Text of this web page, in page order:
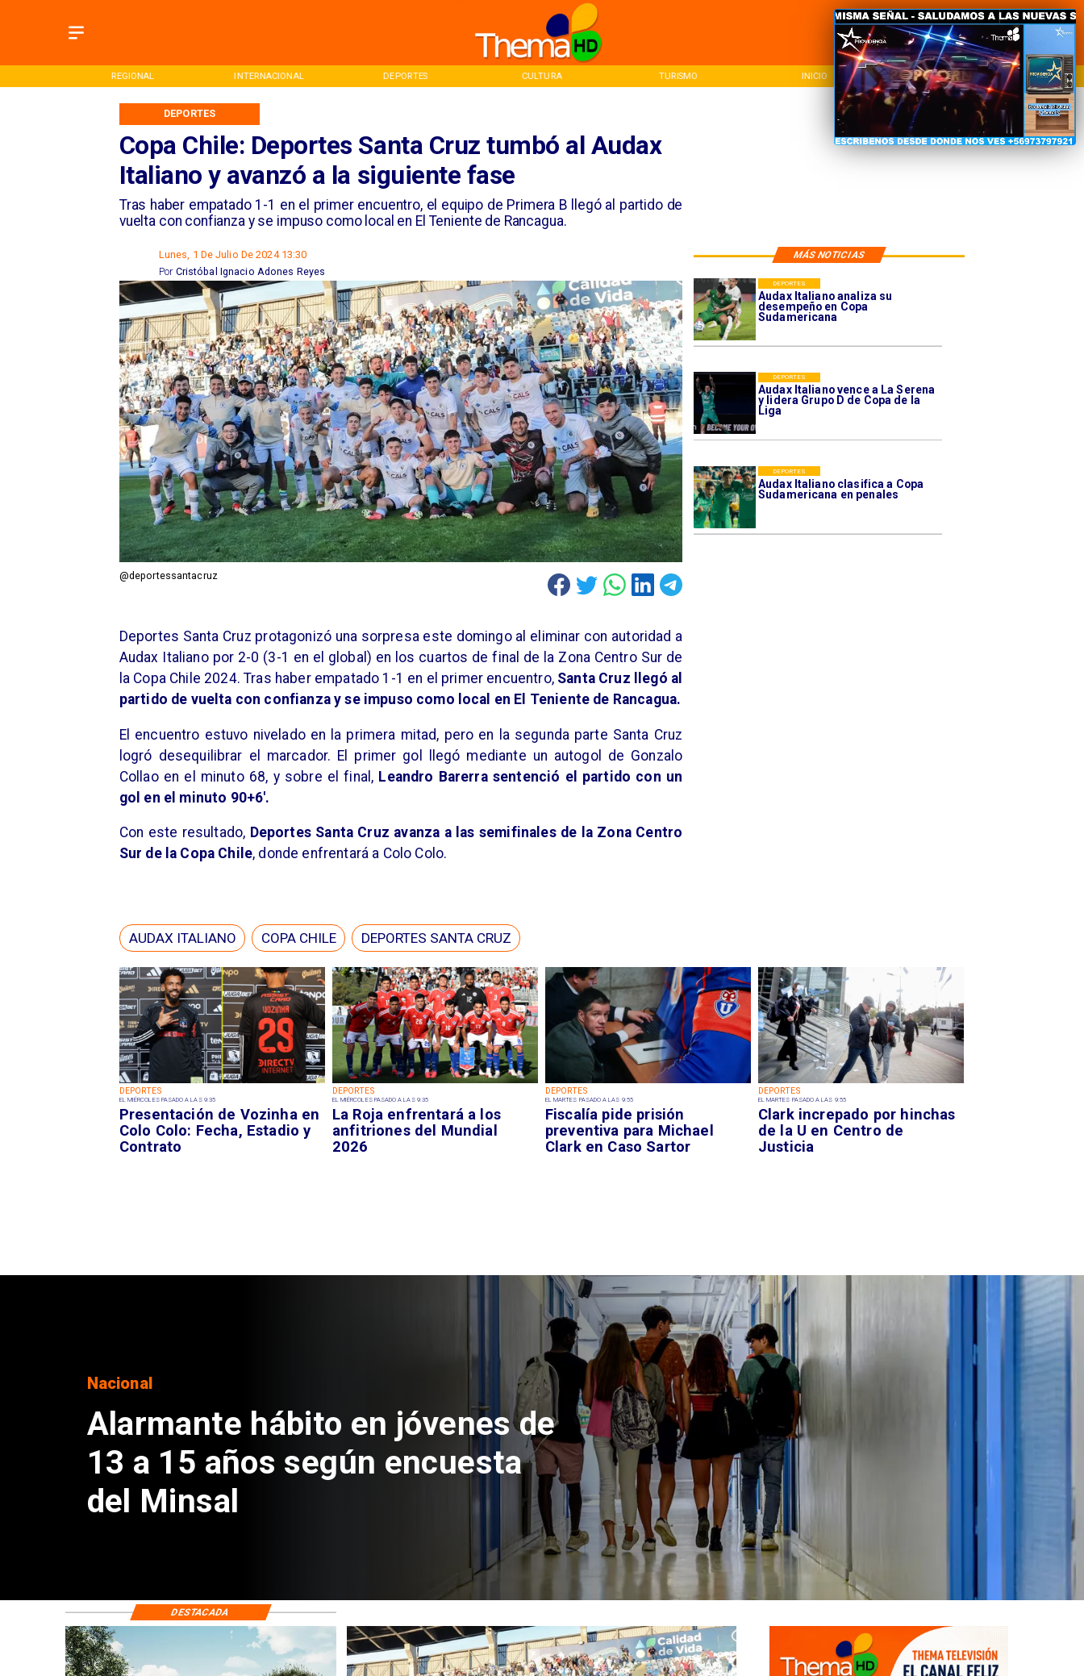
REGIONAL INTERNACIONAL DEPORTES CULTURA TURISMO INICIO NACIONAL
Copa Chile: Deportes Santa Cruz tumbó al Audax
Italiano y avanzó a la siguiente fase
​Tras haber empatado 1-1 en el primer encuentro, el equipo de Primera B llegó al partido de
vuelta con confianza y se impuso como local en El Teniente de Rancagua.
DEPORTES
MÁS NOTICIAS
Lunes, 1 De Julio De 2024 13:30
Cristóbal Ignacio Adones Reyes
Por
@deportessantacruz
DEPORTES
EL MIÉRCOLES PASADO A LAS 9:35
Presentación de Vozinha en
Colo Colo: Fecha, Estadio y
Contrato
DEPORTES
EL MIÉRCOLES PASADO A LAS 9:35
La Roja enfrentará a los
anfitriones del Mundial
2026
DEPORTES
EL MARTES PASADO A LAS 9:55
Fiscalía pide prisión
preventiva para Michael
Clark en Caso Sartor
DEPORTES
EL MARTES PASADO A LAS 9:55
Clark increpado por hinchas
de la U en Centro de
Justicia
Audax Italiano analiza su
desempeño en Copa
Sudamericana
DEPORTES
Audax Italiano vence a La Serena
y lidera Grupo D de Copa de la
Liga
DEPORTES
Audax Italiano clasifica a Copa
Sudamericana en penales
DEPORTES
Deportes Santa Cruz protagonizó una sorpresa este domingo al eliminar con autoridad a
Audax Italiano por 2-0 (3-1 en el global) en los cuartos de final de la Zona Centro Sur de
la Copa Chile 2024. Tras haber empatado 1-1 en el primer encuentro, Santa Cruz llegó al
partido de vuelta con confianza y se impuso como local en El Teniente de Rancagua.
El encuentro estuvo nivelado en la primera mitad, pero en la segunda parte Santa Cruz
logró desequilibrar el marcador. El primer gol llegó mediante un autogol de Gonzalo
Collao en el minuto 68, y sobre el final, Leandro Barerra sentenció el partido con un
gol en el minuto 90+6'.
Con este resultado, Deportes Santa Cruz avanza a las semifinales de la Zona Centro
Sur de la Copa Chile, donde enfrentará a Colo Colo.
AUDAX ITALIANO COPA CHILE DEPORTES SANTA CRUZ
Regiones
Aprueban creación del Parque
Sebastián Piñera con inversión
de $4 mil millones
DESTACADA